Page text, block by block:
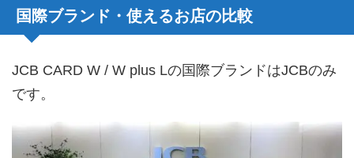
国際ブランド・使えるお店の比較
JCB CARD W / W plus Lの国際ブランドはJCBのみ
です。